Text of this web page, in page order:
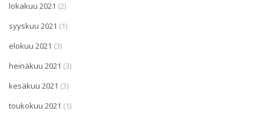
lokakuu 2021 (2)
syyskuu 2021 (1)
elokuu 2021 (3)
heinäkuu 2021 (3)
kesäkuu 2021 (3)
toukokuu 2021 (1)